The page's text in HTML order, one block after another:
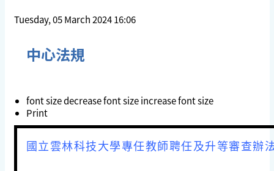
Tuesday, 05 March 2024 16:06
中心法規
font sizedecrease font size increase font size
Print
國立雲林科技大學專任教師聘任及升等審查辦